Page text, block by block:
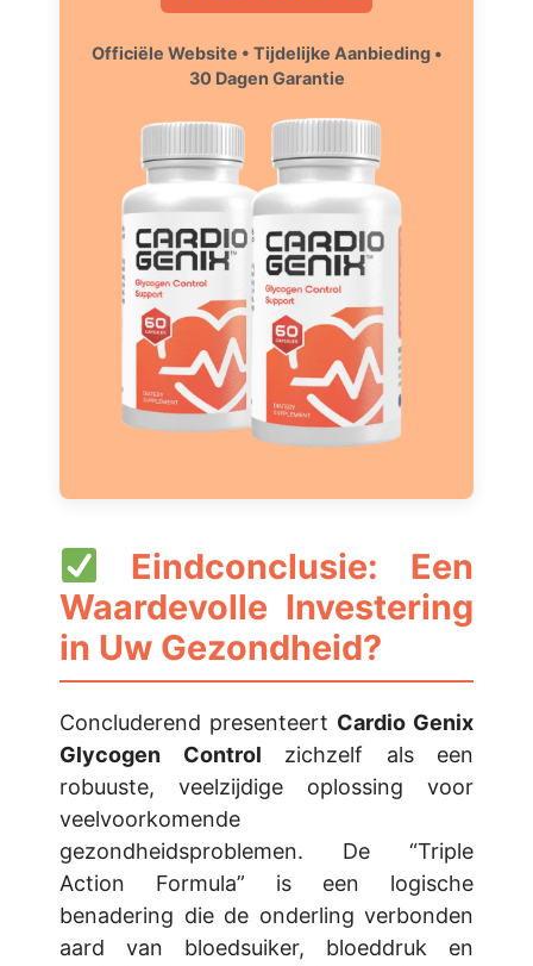
Officiële Website • Tijdelijke Aanbieding •
30 Dagen Garantie
Eindconclusie: Een
Waardevolle Investering
in Uw Gezondheid?
Concluderend presenteert Cardio Genix
Glycogen Control zichzelf als een
robuuste, veelzijdige oplossing voor
veelvoorkomende
gezondheidsproblemen. De “Triple
Action Formula” is een logische
benadering die de onderling verbonden
aard van bloedsuiker, bloeddruk en